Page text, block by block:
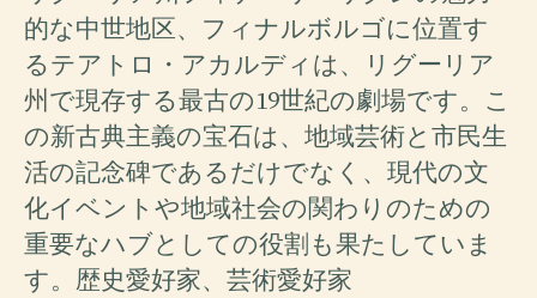
的な中世地区、フィナルボルゴに位置す
るテアトロ・アカルディは、リグーリア
州で現存する最古の19世紀の劇場です。こ
の新古典主義の宝石は、地域芸術と市民生
活の記念碑であるだけでなく、現代の文
化イベントや地域社会の関わりのための
重要なハブとしての役割も果たしていま
す。歴史愛好家、芸術愛好家